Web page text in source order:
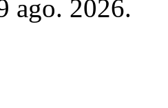
ago. 2026.